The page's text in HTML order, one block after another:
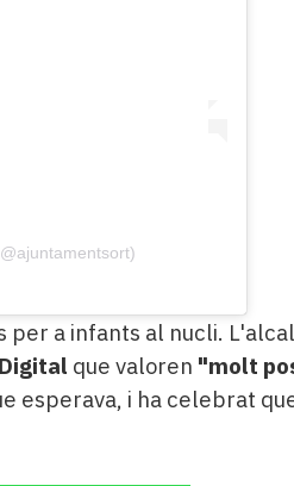
per a infants al nucli.
que valoren "molt
esperava, i ha celebrat